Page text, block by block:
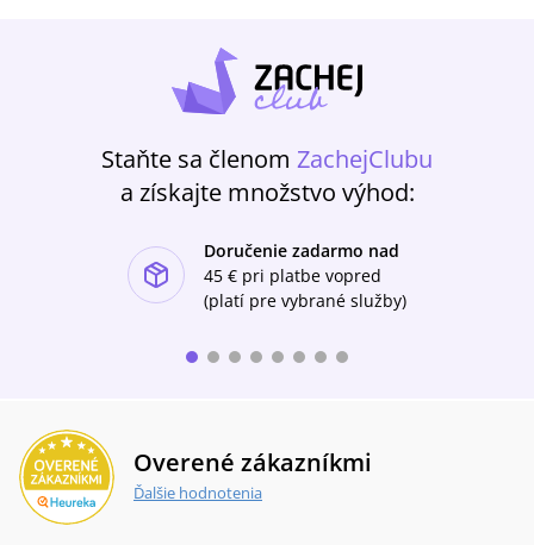
Staňte sa členom ZachejClubu
a získajte množstvo výhod:
Doručenie zadarmo nad
45 € pri platbe vopred
(platí pre vybrané služby)
Overené zákazníkmi
Ďalšie hodnotenia